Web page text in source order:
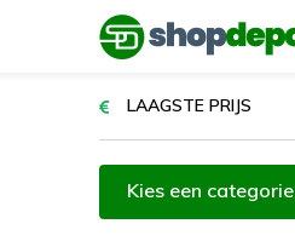
LAAGSTE PRIJS
Kies een categorie